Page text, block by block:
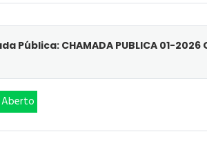
Pública: CHAMADA PUBLICA 01-2026
Aberto